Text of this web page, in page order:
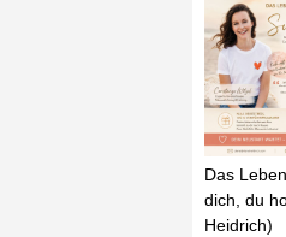
Das
dich, du
Heidrich)